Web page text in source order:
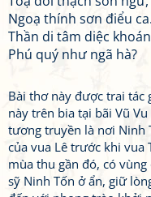
Ngoạ thính sơn điểu ca.
Thần di tâm diệc
Phú quý như ngã hà?
Bài thơ này được trai tác
này trên bia tại bãi Vũ
tương truyền là nơi Ninh
của vua Lê trước khi vua
mùa thu gần đó, có vùng
sỹ Ninh Tốn ở ẩn, giữ